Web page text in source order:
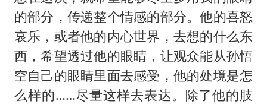
的部分，传递整个情感的部分。他的喜怒
哀乐，或者他的内心世界，去想的什么东
西，希望透过他的眼睛，让观众能从孙悟
空自己的眼睛里面去感受，他的处境是怎
么样的……尽量这样去表达。除了他的肢